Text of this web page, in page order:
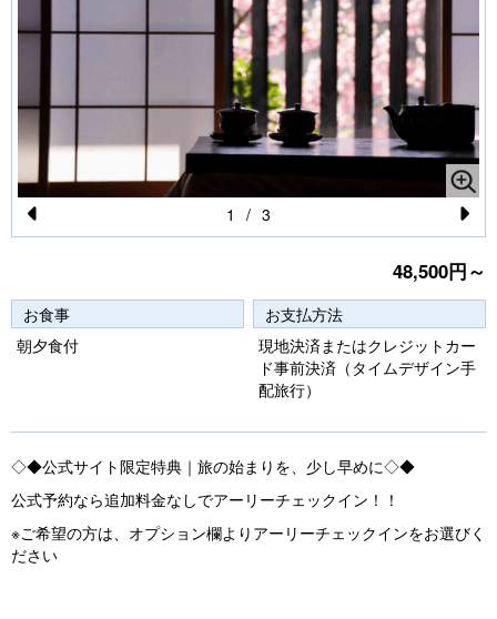
Pr
vi
o
N
e
xt
1 / 3
48,500円～
お食事
朝夕食付
お支払方法
現地決済またはクレジットカー
ド事前決済（タイムデザイン手
配旅行）
◇◆公式サイト限定特典｜旅の始まりを、少し早めに◇◆
公式予約なら追加料金なしでアーリーチェックイン！！
※ご希望の方は、オプション欄よりアーリーチェックインをお選びく
ださい